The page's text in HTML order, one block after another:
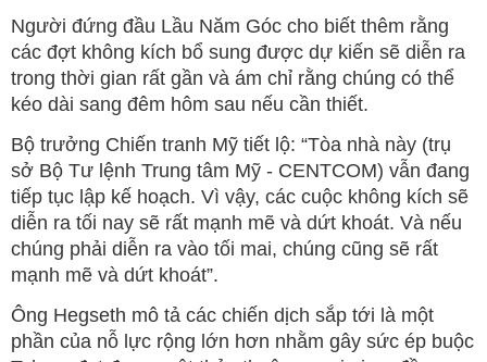
Người đứng đầu Lầu Năm Góc cho biết thêm rằng
các đợt không kích bổ sung được dự kiến sẽ diễn ra
trong thời gian rất gần và ám chỉ rằng chúng có thể
kéo dài sang đêm hôm sau nếu cần thiết.
Bộ trưởng Chiến tranh Mỹ tiết lộ: “Tòa nhà này (trụ
sở Bộ Tư lệnh Trung tâm Mỹ - CENTCOM) vẫn đang
tiếp tục lập kế hoạch. Vì vậy, các cuộc không kích sẽ
diễn ra tối nay sẽ rất mạnh mẽ và dứt khoát. Và nếu
chúng phải diễn ra vào tối mai, chúng cũng sẽ rất
mạnh mẽ và dứt khoát”.
Ông Hegseth mô tả các chiến dịch sắp tới là một
phần của nỗ lực rộng lớn hơn nhằm gây sức ép buộc